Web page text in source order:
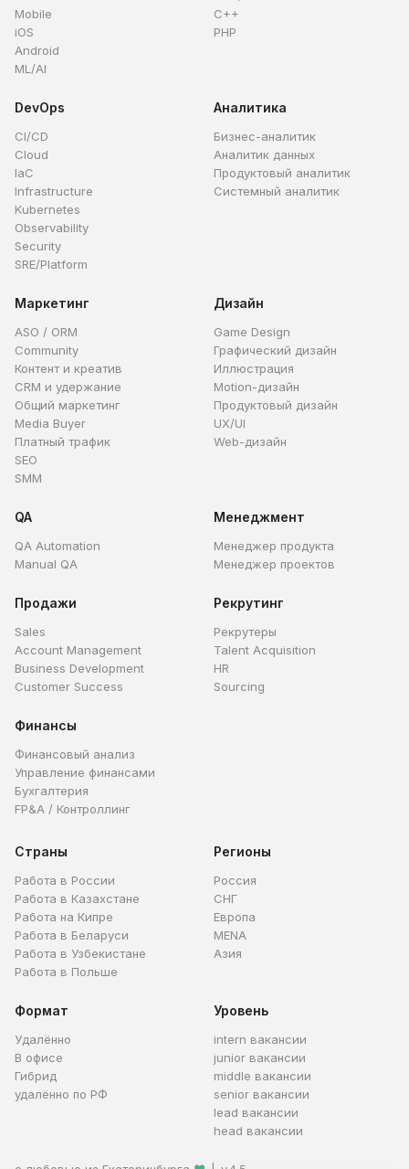
Mobile
iOS
Android
ML/AI
C++
PHP
DevOps
CI/CD
Cloud
IaC
Infrastructure
Kubernetes
Observability
Security
SRE/Platform
Аналитика
Бизнес-аналитик
Аналитик данных
Продуктовый аналитик
Системный аналитик
Маркетинг
ASO / ORM
Community
Контент и креатив
CRM и удержание
Общий маркетинг
Media Buyer
Платный трафик
SEO
SMM
Дизайн
Game Design
Графический дизайн
Иллюстрация
Motion-дизайн
Продуктовый дизайн
UX/UI
Web-дизайн
QA
QA Automation
Manual QA
Менеджмент
Менеджер продукта
Менеджер проектов
Продажи
Sales
Account Management
Business Development
Customer Success
Рекрутинг
Рекрутеры
Talent Acquisition
HR
Sourcing
Финансы
Финансовый анализ
Управление финансами
Бухгалтерия
FP&A / Контроллинг
Страны
Работа в России
Работа в Казахстане
Работа на Кипре
Работа в Беларуси
Работа в Узбекистане
Работа в Польше
Регионы
Россия
СНГ
Европа
MENA
Азия
Формат
Удалённо
В офисе
Гибрид
удалённо по РФ
Уровень
intern вакансии
junior вакансии
middle вакансии
senior вакансии
lead вакансии
head вакансии